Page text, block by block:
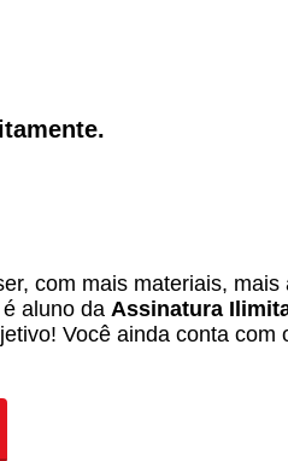
com mais materiais, mais
aluno da Assinatura
Você ainda conta com